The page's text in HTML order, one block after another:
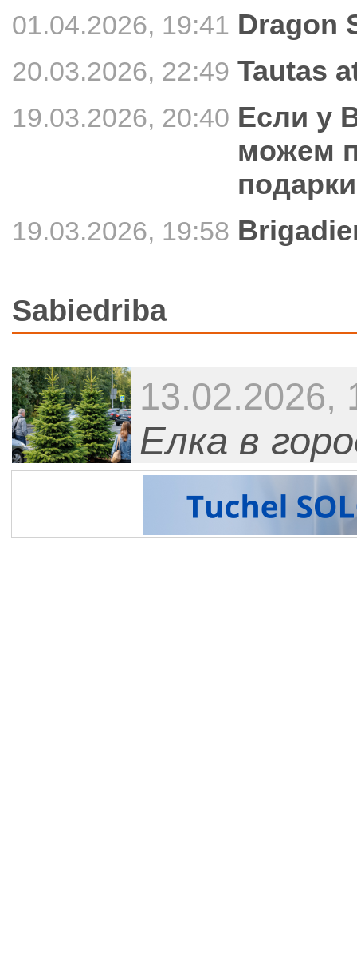
01.04.2026, 19:41 Dragon
20.03.2026, 22:49 Tautas
19.03.2026, 20:40 Если у
можем
подарки
19.03.2026, 19:58
Sabiedriba
13.02.2026,
Елка в